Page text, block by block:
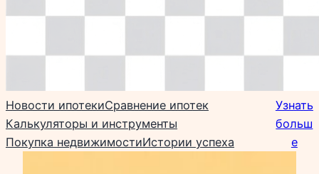
Новости ипотекиСравнение ипотек
Калькуляторы и инструменты
Покупка недвижимостиИстории успеха
Узнать
больш
е